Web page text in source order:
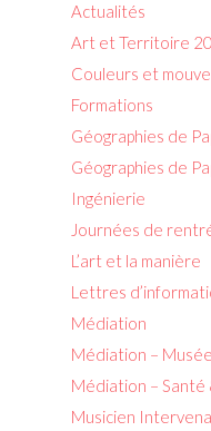
Actualités
Art et Territoire
Couleurs et
Formations
Géographies de
Géographies de
Ingénierie
Journées de
L’art et la manière
Lettres
Médiation
Médiation –
Médiation – Santé
Musicien